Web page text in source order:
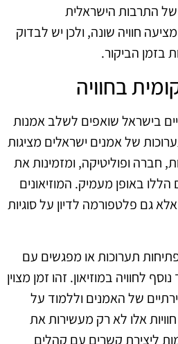
התרבות הישראלית
חוויה שונה, ולכן יש לבדוק
בזמן הביקור.
בחוויה
בישראל שואפים לשלב אמנות
של אמנים ישראלים מציגות
חברה ופוליטיקה, ומזמינות את
באופן מעמיק. המוזיאונים
גם פלטפורמה לדיון על סוגיות
תערוכות או מפגשים עם
לחוויה במוזיאון. זהו זמן מצוין
של האמנים וללמוד על
אלו לא רק מעשירות את
ליצירת קשרים עם קהלים